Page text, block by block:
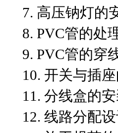
7. 高压钠灯的
8. PVC管的处
9. PVC管的穿
10. 开关与插
11. 分线盒的
12. 线路分配